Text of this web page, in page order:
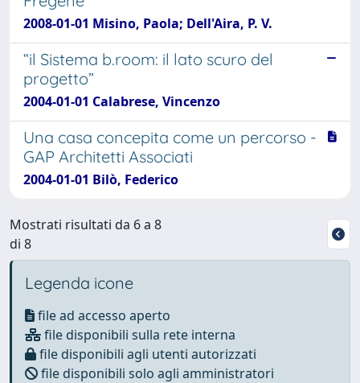
2008-01-01 Misino, Paola; Dell'Aira, P. V.
“il Sistema b.room: il lato scuro del
progetto”
2004-01-01 Calabrese, Vincenzo
Una casa concepita come un percorso -
GAP Architetti Associati
2004-01-01 Bilò, Federico
Mostrati risultati da 6 a 8
di 8
Legenda icone
file ad accesso aperto
file disponibili sulla rete interna
file disponibili agli utenti autorizzati
file disponibili solo agli amministratori